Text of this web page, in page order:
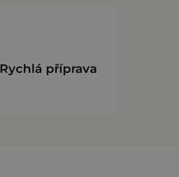
Rychlá příprava